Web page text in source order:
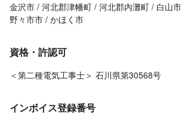
金沢市 河北郡津幡町 河北郡内灘町 白山市
野々市市 かほく市
資格・許認可
＜第二種電気工事士＞ 石川県第30568号
インボイス登録番号